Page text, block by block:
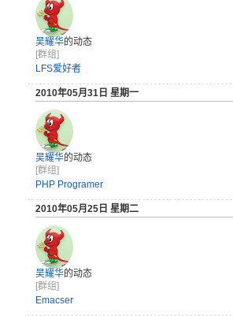
吴耀华的动态
[群组]
LFS爱好者
2010年05月31日 星期一
吴耀华的动态
[群组]
PHP Programer
2010年05月25日 星期二
吴耀华的动态
[群组]
Emacser